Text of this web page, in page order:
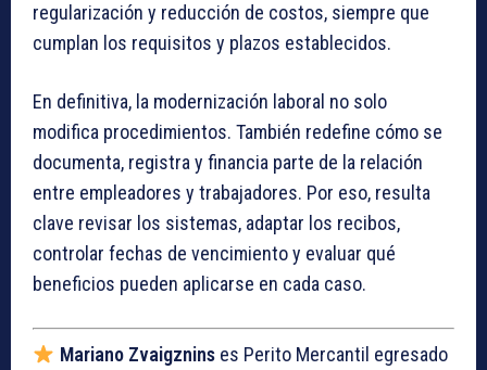
regularización y reducción de costos, siempre que
cumplan los requisitos y plazos establecidos.
En definitiva, la modernización laboral no solo
modifica procedimientos. También redefine cómo se
documenta, registra y financia parte de la relación
entre empleadores y trabajadores. Por eso, resulta
clave revisar los sistemas, adaptar los recibos,
controlar fechas de vencimiento y evaluar qué
beneficios pueden aplicarse en cada caso.
Mariano Zvaigzninses Perito Mercantil egresado